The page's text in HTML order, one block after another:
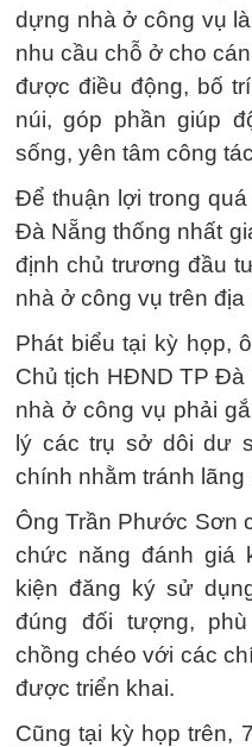
dựng nhà ở công vụ
nhu cầu chỗ ở cho
được điều động, bố
núi, góp phần giúp
sống, yên tâm công
Để thuận lợi trong
Đà Nẵng thống nhất
định chủ trương đầu
nhà ở công vụ trên
Phát biểu tại kỳ họp,
Chủ tịch HĐND TP
nhà ở công vụ phải
lý các trụ sở dôi dư
chính nhằm tránh
Ông Trần Phước Sơn
chức năng đánh giá
kiện đăng ký sử
đúng đối tượng,
chồng chéo với các
được triển khai.
Cũng tại kỳ họp trên,